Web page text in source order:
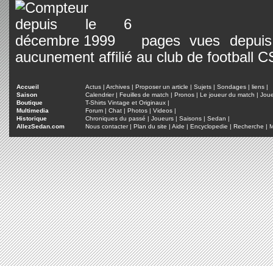
pages vues
aucunement affilié au club de football
Accueil Actus | Archives | Proposer un article | Sujets | Sondages | liens |
Saison
Calendrier| Feuilles de match | Pronos | Le joueur du match |
Boutique
T-Shirts Vintage et Originaux |
Multimedia
Forum | Chat | Photos | Videos |
Historique
Chroniques du passé | Joueurs | Saisons | Sedan |
AllezSedan.com
Nous contacter| Plan du site | Aide | Encyclopedie | Recherche |